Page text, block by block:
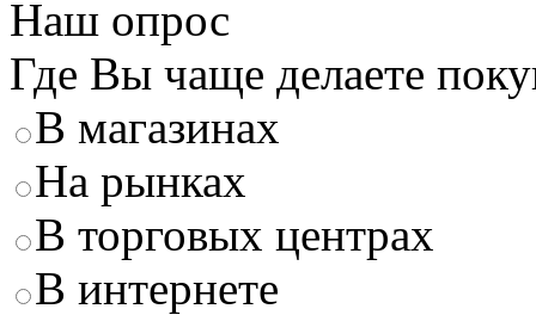
Наш опрос
Где Вы чаще делаете
В магазинах
На рынках
В торговых центрах
В интернете